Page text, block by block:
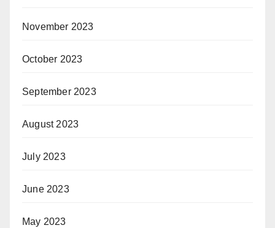
November 2023
October 2023
September 2023
August 2023
July 2023
June 2023
May 2023